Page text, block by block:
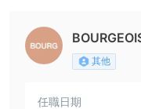
其他
任職日期